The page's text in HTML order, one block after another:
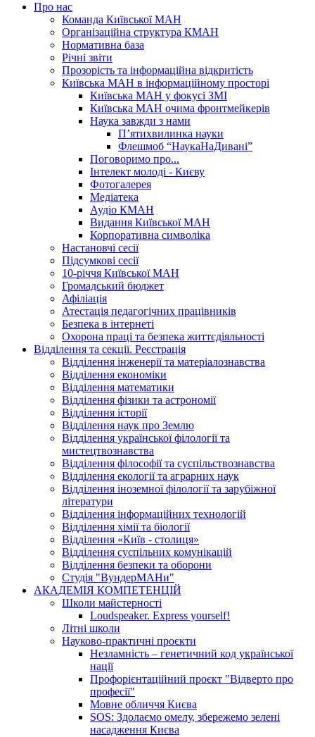
Про нас
Команда Київської МАН
Організаційна структура КМАН
Нормативна база
Річні звіти
Прозорість та інформаційна відкритість
Київська МАН в інформаційному просторі
Київська МАН у фокусі ЗМІ
Київська МАН очима фронтмейкерів
Наука завжди з нами
П’ятихвилинка науки
Флешмоб “НаукаНаДивані”
Поговоримо про...
Інтелект молоді - Києву
Фотогалерея
Медіатека
Аудіо КМАН
Видання Київської МАН
Корпоративна символіка
Настановчі сесії
Підсумкові сесії
10-річчя Київської МАН
Громадський бюджет
Афіліація
Атестація педагогічних працівників
Безпека в інтернеті
Охорона праці та безпека життєдіяльності
Відділення та секції. Реєстрація
Відділення інженерії та матеріалознавства
Відділення економіки
Відділення математики
Відділення фізики та астрономії
Відділення історії
Відділення наук про Землю
Відділення української філології та
мистецтвознавства
Відділення філософії та суспільствознавства
Відділення екології та аграрних наук
Відділення іноземної філології та зарубіжної
літератури
Відділення інформаційних технологій
Відділення хімії та біології
Відділення «Київ - столиця»
Відділення суспільних комунікацій
Відділення безпеки та оборони
Студія "ВундерМАНи"
АКАДЕМІЯ КОМПЕТЕНЦІЙ
Школи майстерності
Loudspeaker. Express yourself!
Літні школи
Науково-практичні проєкти
Незламність – генетичний код української
нації
Профорієнтаційний проєкт "Відверто про
професії"
Мовне обличчя Києва
SOS: Здолаємо омелу, збережемо зелені
насадження Києва